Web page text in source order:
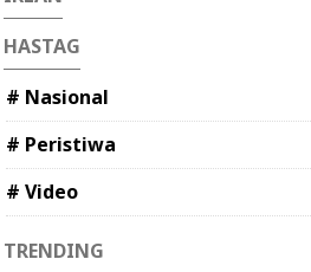
HASTAG
# Nasional
# Peristiwa
# Video
TRENDING